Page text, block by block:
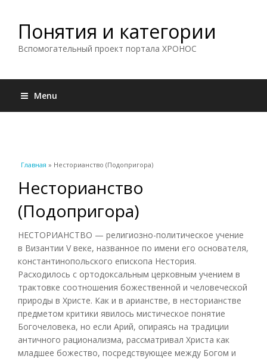
Понятия и категории
Вспомогательный проект портала ХРОНОС
Menu
Вы здесь
Главная » Несторианство (Подопригора)
Несторианство
(Подопригора)
НЕСТОРИАНСТВО — религиозно-политическое учение
в Византии V веке, названное по имени его основателя,
константинопольского епископа Нестория.
Расходилось с ортодоксальным церковным учением в
трактовке соотношения божественной и человеческой
природы в Христе. Как и в арианстве, в несторианстве
предметом критики явилось мистическое понятие
Богочеловека, но если Арий, опираясь на традиции
античного рационализма, рассматривал Христа как
младшее божество, посредствующее между Богом и